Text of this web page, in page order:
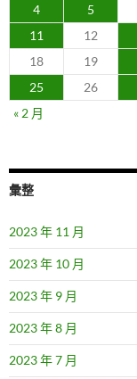
4
5
11
12
18
19
25
26
« 2 月
彙整
2023 年 11 月
2023 年 10 月
2023 年 9 月
2023 年 8 月
2023 年 7 月